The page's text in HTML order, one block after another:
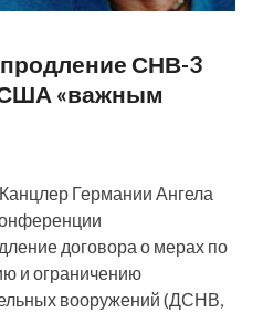
СНВ-3
«важным
Германии Ангела
договора о мерах по
и ограничению
вооружений (ДСНВ,